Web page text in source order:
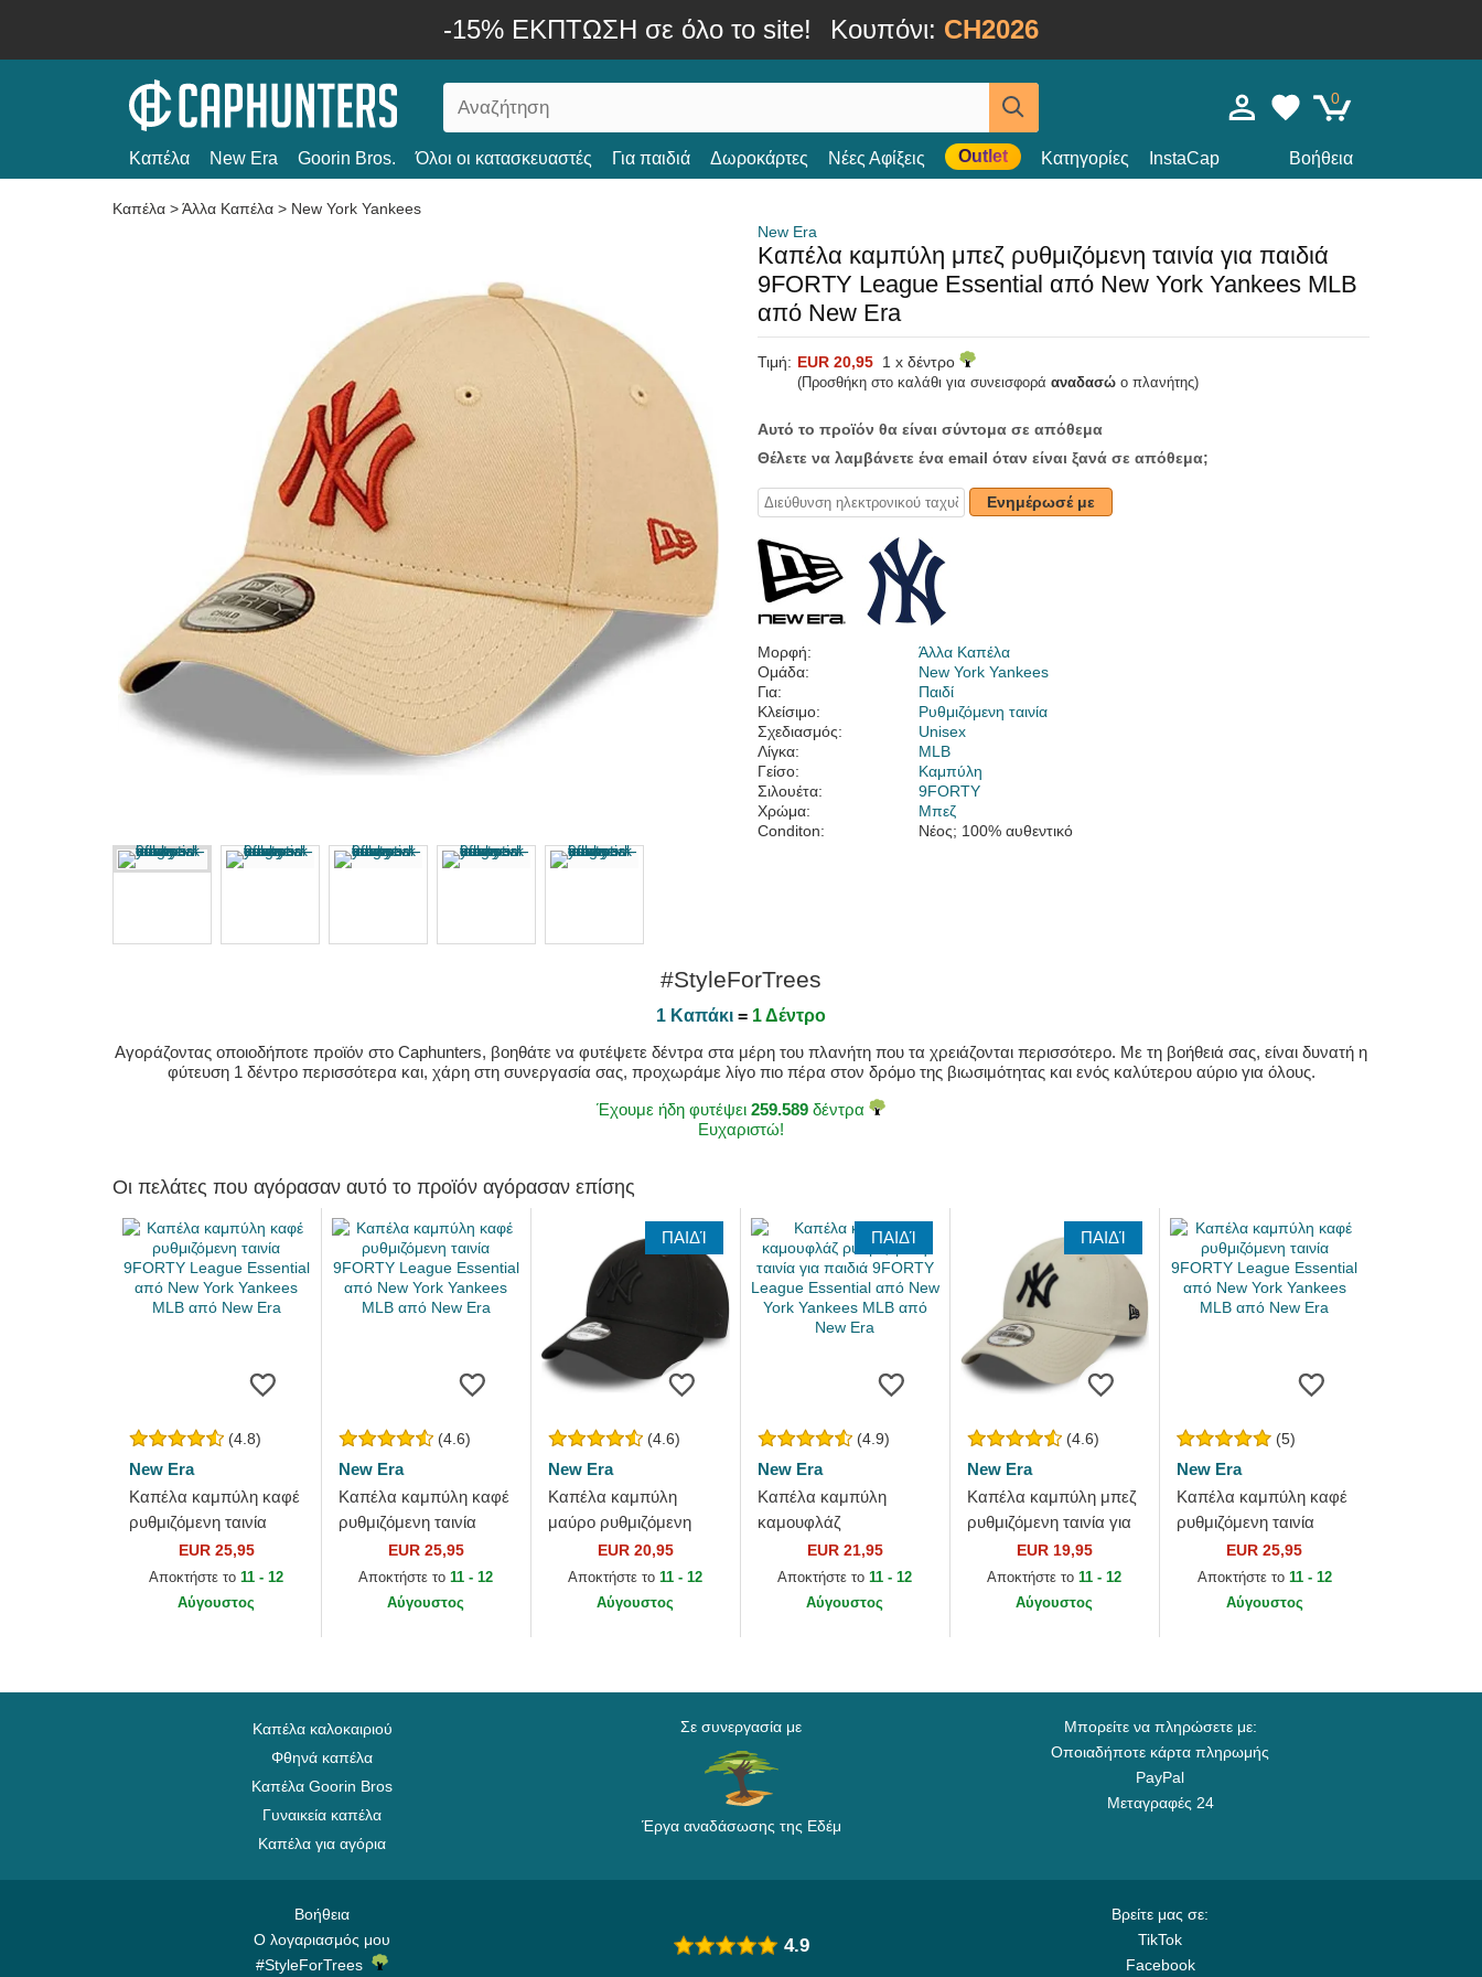
-15% ΕΚΠΤΩΣΗ σε όλο το site! Κουπόνι: CH2026
0
Καπέλα New Era Goorin Bros. Όλοι οι κατασκευαστές Για παιδιά Δωροκάρτες Νέες Αφίξεις Outlet Κατηγορίες InstaCap Βοήθεια
Καπέλα >Άλλα Καπέλα > New York Yankees
New Era
Καπέλα καμπύλη μπεζ ρυθμιζόμενη ταινία για παιδιά
9FORTY League Essential από New York Yankees MLB
από New Era
Τιμή: EUR 20,95 1 x δέντρο
(Προσθήκη στο καλάθι για συνεισφορά αναδασώ ο πλανήτης)
Αυτό το προϊόν θα είναι σύντομα σε απόθεμα
Θέλετε να λαμβάνετε ένα email όταν είναι ξανά σε απόθεμα;
Ενημέρωσέ με
Μορφή:
Άλλα Καπέλα
Ομάδα:
New York Yankees
Για:
Παιδί
Κλείσιμο:
Ρυθμιζόμενη ταινία
Σχεδιασμός:
Unisex
Λίγκα:
MLB
Γείσο:
Καμπύλη
Σιλουέτα:
9FORTY
Χρώμα:
Μπεζ
Conditon:
Νέος; 100% αυθεντικό
#StyleForTrees
1 Καπάκι = 1 Δέντρο
Αγοράζοντας οποιοδήποτε προϊόν στο Caphunters, βοηθάτε να φυτέψετε δέντρα στα μέρη του πλανήτη που τα χρειάζονται περισσότερο. Με τη βοήθειά σας, είναι δυνατή η
φύτευση 1 δέντρο περισσότερα και, χάρη στη συνεργασία σας, προχωράμε λίγο πιο πέρα στον δρόμο της βιωσιμότητας και ενός καλύτερου αύριο για όλους.
Έχουμε ήδη φυτέψει 259.589 δέντρα
Ευχαριστώ!
Οι πελάτες που αγόρασαν αυτό το προϊόν αγόρασαν επίσης
(4.8)
New Era
Καπέλα καμπύλη καφέ
ρυθμιζόμενη ταινία
9FORTY League
Essential από New York
Yankees MLB από New
EUR 25,95
Αποκτήστε το11 - 12
Αύγουστος
(4.6)
New Era
Καπέλα καμπύλη καφέ
ρυθμιζόμενη ταινία
9FORTY League
Essential από New York
Yankees MLB από New
EUR 25,95
Αποκτήστε το11 - 12
Αύγουστος
ΠΑΙΔΊ
(4.6)
New Era
Καπέλα καμπύλη
μαύρο ρυθμιζόμενη
ταινία για παιδιά
9FORTY League
Essential από New York
EUR 20,95
Αποκτήστε το11 - 12
Αύγουστος
ΠΑΙΔΊ
(4.9)
New Era
Καπέλα καμπύλη
καμουφλάζ
ρυθμιζόμενη ταινία για
παιδιά 9FORTY League
Essential από New
EUR 21,95
Αποκτήστε το11 - 12
Αύγουστος
ΠΑΙΔΊ
(4.6)
New Era
Καπέλα καμπύλη μπεζ
ρυθμιζόμενη ταινία για
παιδιά 9FORTY League
Essential από New York
Yankees...
EUR 19,95
Αποκτήστε το11 - 12
Αύγουστος
(5)
New Era
Καπέλα καμπύλη καφέ
ρυθμιζόμενη ταινία
9FORTY League
Essential από New York
Yankees MLB από New
EUR 25,95
Αποκτήστε το 11 - 12
Αύγουστος
Καπέλα καλοκαιριού
Φθηνά καπέλα
Καπέλα Goorin Bros
Γυναικεία καπέλα
Καπέλα για αγόρια
Σε συνεργασία με
Έργα αναδάσωσης της Εδέμ
Μπορείτε να πληρώσετε με:
Οποιαδήποτε κάρτα πληρωμής
PayPal
Μεταγραφές 24
Βοήθεια
Ο λογαριασμός μου
#StyleForTrees
Βρείτε μας σε:
TikTok
Facebook
4.9